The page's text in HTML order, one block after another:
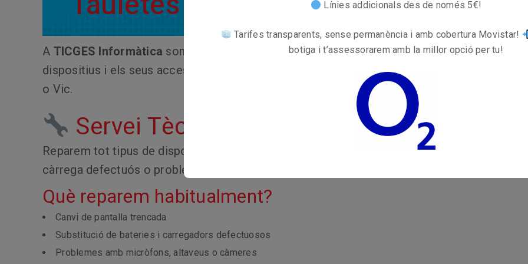
A TICGES Informàtica som especialistes en lareparació de mòbils, tauletes i impressores
dispositius i els seus accessoris. Som al centre de
, amb servei als pobles dels
o Vic.
Servei Tècnic de Mòbils i Tauletes
Reparem tot tipus de dispositius mòbils i tablets, amb servei ràpid i garantitzat
. Ja sigui
càrrega defectuós o problemes amb la bateria, tenim la solució.
Què reparem habitualment?
Canvi de pantalla trencada
Substitució de bateries i carregadors defectuosos
Problemes amb micròfons, altaveus o càmeres
Línies addicionals des de només 5€!
Tarifes transparents, sense permanència i amb cobertura Movistar!
botiga i t’assessorarem amb la millor opció per tu!